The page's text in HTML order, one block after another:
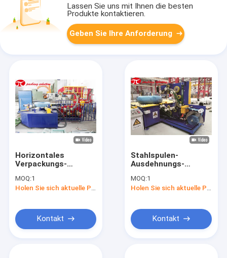
Lassen Sie uns mit Ihnen die besten
Produkte kontaktieren.
Geben Sie Ihre Anforderung
Horizontales
Verpackungs-
Hochgeschwindigkeitsod
1000mm
MOQ:1
Holen Sie sich aktuelle Preis
Kontakt
Stahlspulen-
Ausdehnungs-
Maschine 60r/Min
Ring Speed 12000kg
MOQ:1
Holen Sie sich aktuelle Preis
Kontakt